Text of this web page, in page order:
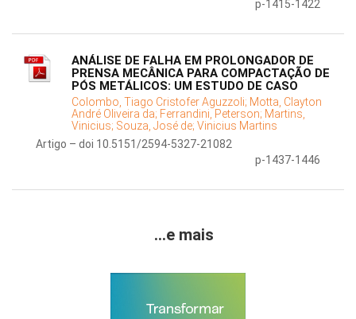
p-1415-1422
ANÁLISE DE FALHA EM PROLONGADOR DE
PRENSA MECÂNICA PARA COMPACTAÇÃO DE
PÓS METÁLICOS: UM ESTUDO DE CASO
Colombo, Tiago Cristofer Aguzzoli; Motta, Clayton
André Oliveira da; Ferrandini, Peterson; Martins,
Vinicius; Souza, José de; Vinicius Martins
Artigo – doi 10.5151/2594-5327-21082
p-1437-1446
...e mais